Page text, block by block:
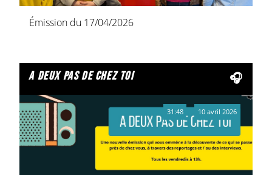
Émission du 17/04/2026
a deux pas de chez toi
31:48 10 avril 2026